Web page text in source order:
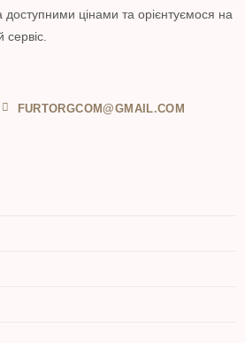
доступними цінами та орієнтуємося на
сервіс.
FURTORGCOM@GMAIL.COM